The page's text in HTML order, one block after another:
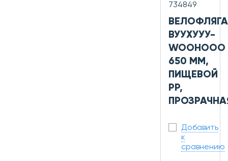
734849
ВЕЛОФЛЯГА
ВУУХУУУ-
WOOHOOO
650 ММ,
ПИЩЕВОЙ
PP,
Добавить
к
сравнению